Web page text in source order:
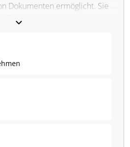
Dokumenten ermöglicht. Sie
Zugriff auf Dokumente
den automatisierten Import
von Dokumenten.
und den